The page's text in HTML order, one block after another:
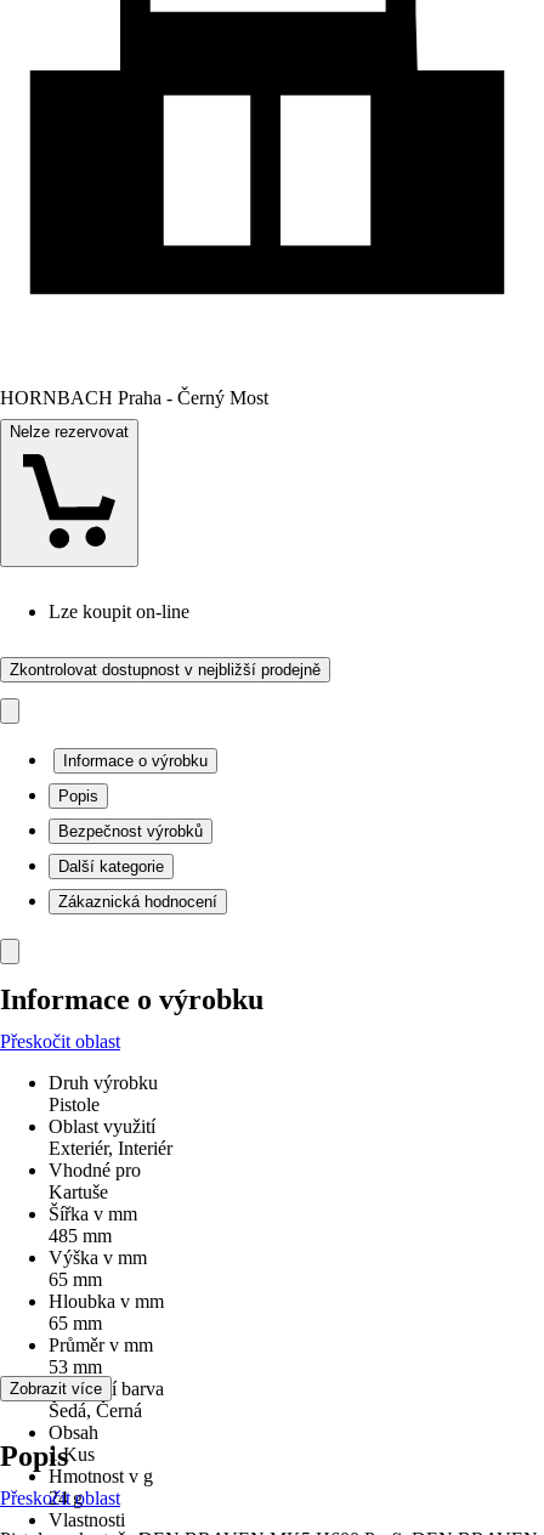
HORNBACH Praha - Černý Most
Nelze rezervovat
Lze koupit on-line
Zkontrolovat dostupnost v nejbližší prodejně
Informace o výrobku
Popis
Bezpečnost výrobků
Další kategorie
Zákaznická hodnocení
Informace o výrobku
Přeskočit oblast
Druh výrobku
Pistole
Oblast využití
Exteriér, Interiér
Vhodné pro
Kartuše
Šířka v mm
485 mm
Výška v mm
65 mm
Hloubka v mm
65 mm
Průměr v mm
53 mm
Základní barva
Šedá, Černá
Obsah
1 Kus
Hmotnost v g
24 g
Vlastnosti
Zobrazit více
Popis
Přeskočit oblast